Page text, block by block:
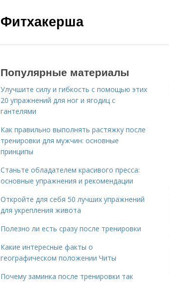
Фитхакерша
Популярные материалы
Улучшите силу и гибкость с помощью этих
20 упражнений для ног и ягодиц с
гантелями
Как правильно выполнять растяжку после
тренировки для мужчин: основные
принципы
Станьте обладателем красивого пресса:
основные упражнения и рекомендации
Откройте для себя 50 лучших упражнений
для укрепления живота
Полезно ли есть сразу после тренировки
Какие интересные факты о
географическом положении Читы
Почему заминка после тренировки так